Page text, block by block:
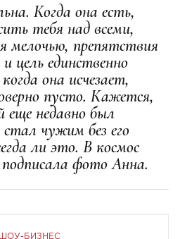
Когда она есть,
тебя над всеми,
мелочью, препятствия
цель единственно
она исчезает,
пусто. Кажется,
недавно был
чужим без его
ли это. В космос
фото Анна.
ШОУ-БИЗНЕС